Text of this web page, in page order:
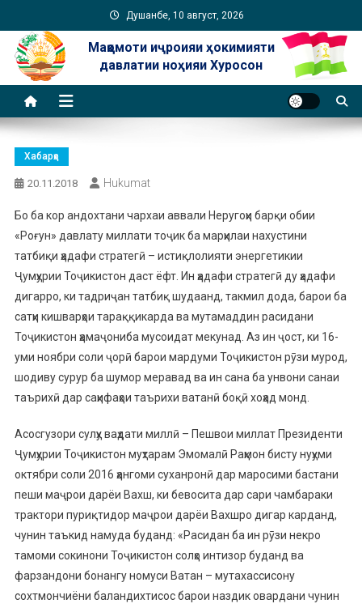
to
content
Душанбе, 10 август, 2026
Мақомоти иҷроияи ҳокимияти
давлатии ноҳияи Хуросон
Хабарҳо
20.11.2018 Hukumat
Бо ба кор андохтани чархаи аввали Неругоҳи барқи обии
«Роғун» давлату миллати тоҷик ба марҳилаи нахустини
татбиқи ҳадафи стратегӣ – истиқлолияти энергетикии
Ҷумҳурии Тоҷикистон даст ёфт. Ин ҳадафи стратегӣ ду ҳадафи
дигарро, ки тадриҷан татбиқ шудаанд, такмил дода, барои ба
сатҳи кишварҳои тараққикарда ва мутамаддин расидани
Тоҷикистон ҳамаҷониба мусоидат мекунад. Аз ин ҷост, ки 16-
уми ноябри соли ҷорӣ барои мардуми Тоҷикистон рӯзи мурод,
шодиву сурур ба шумор меравад ва ин сана ба унвони санаи
таърихӣ дар саҳифаҳои таърихи ватанӣ боқӣ хоҳад монд.
Асосгузори сулҳу ваҳдати миллӣ – Пешвои миллат Президенти
Ҷумҳурии Тоҷикистон муҳтарам Эмомалӣ Раҳмон бисту нуҳуми
октябри соли 2016 ҳангоми суханронӣ дар маросими бастани
пеши маҷрои дарёи Вахш, ки бевосита дар сари чамбараки
трактори пуриқтидор маҷрои дарёи Вахшро дигар карданд,
чунин таъкид намуда буданд: «Расидан ба ин рӯзи некро
тамоми сокинони Тоҷикистон солҳо интизор буданд ва
фарзандони бонангу номуси Ватан – мутахассисону
сохтмончиёни баландихтисос барои наздик овардани чунин